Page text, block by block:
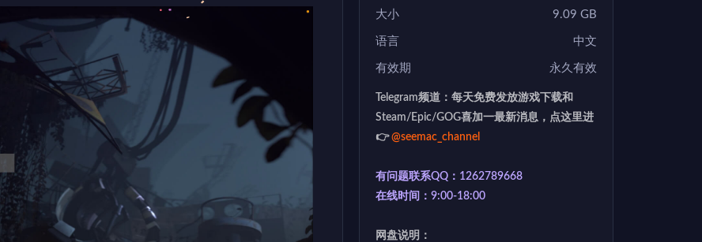
大小 9.09 GB
语言 中文
有效期 永久有效
Telegram频道：每天免费发放游戏下载和
Steam/Epic/GOG喜加一最新消息，点这里进
👉@seemac_channel
有问题联系QQ：1262789668
在线时间：9:00-18:00
网盘说明：